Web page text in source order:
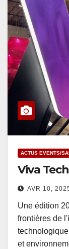
ACTUS EVENTS/
Viva
AVR 10,
Une édition
frontières de
et